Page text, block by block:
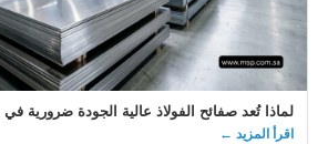
لماذا تُعد صفائح الفولاذ عالية الجودة ضرورية في
اقرأ المزيد ←